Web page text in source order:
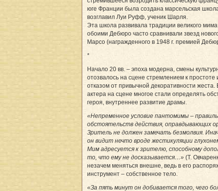
юге Франции была создана марсельская
возглавил Луи Руфф, ученик Шарля.
Эта школа развивала традиции великого
обоими Дебюро часто сравнивали звезд
Марсо (награжденного в 1948 г. премией
*
Начало 20 вв. – эпоха модерна, смены
отозвалось на сцене стремлением к простоте
отказом от привычной декоративности жеста.
актера на сцене многое стали определять
героя, внут­реннее развитие драмы.
«Непременное условие пантомимы –
обстоятельств действия, оправдывающих
Зритель не должен замечать безмолвия.
он видит нечто вроде жестикуляции
Мим адресуется к зрителю, способному
то, что ему не досказывается…» (Т.
незачем меняться внешне, ведь в его
инструмент – собственное тело.
«За пять минут он добивается того, чего